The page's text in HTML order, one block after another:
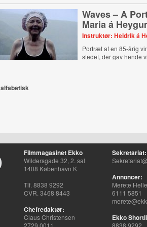
Waves – A
Maria á
Instruktør: Heidrik á
Portræt af en 85-årig
stedet, der gav hende
alfabetisk
Filmmagasinet Ekko
Wildersgade 32, 2. sal
1408 København K
Tlf. 8838 9292
CVR. 3468 8443
Chefredaktør:
Claus Christensen
2729 0011
Sekretariat:
Annoncer:
Merete
6111 5851
Ekko
8838 9292